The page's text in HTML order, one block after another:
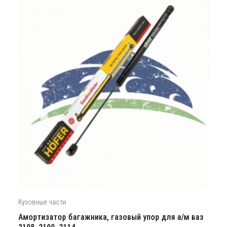
Кузовные части
Амортизатор багажника, газовый упор для а/м ваз